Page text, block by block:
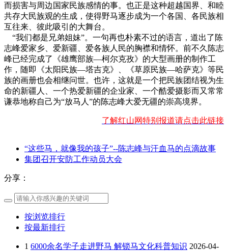
而损害与周边国家民族感情的事。也正是这种超越国界、和睦
共存大民族观的生成，使得野马逐步成为一个各国、各民族相
互往来、彼此吸引的大舞台。
“我们都是兄弟姐妹”。一句再也朴素不过的语言，道出了陈
志峰爱家乡、爱新疆、爱各族人民的胸襟和情怀。前不久陈志
峰已经完成了《雄鹰部族—柯尔克孜》的大型画册的制作工
作，随即《太阳民族—塔吉克》、《草原民族—哈萨克》等民
族的画册也会相继问世。也许，这就是一个把民族团结视为生
命的新疆人、一个热爱新疆的企业家、一个酷爱摄影而又常常
谦恭地称自己为“放马人”的陈志峰大爱无疆的崇高境界。
了解红山网特别报道请点击此链接
“这些马，就像我的孩子”--陈志峰与汗血马的点滴故事
集团召开安防工作动员大会
分享：
按浏览排行
按最新排行
1 6000余名学子走进野马 解锁马文化科普知识 2026-04-